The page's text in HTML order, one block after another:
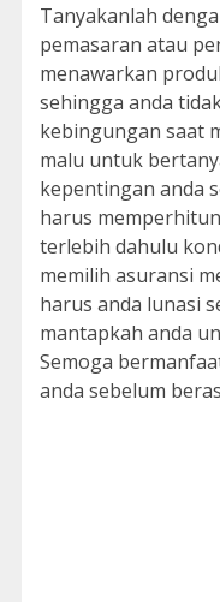
Tanyakanlah
pemasaran atau
menawarkan
sehingga anda
kebingungan saat
malu untuk
kepentingan anda
harus
terlebih dahulu
memilih asuransi
harus anda lunasi
mantapkah anda
Semoga
anda sebelum